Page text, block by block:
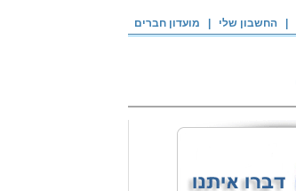
החשבון שלי מועדון חברים